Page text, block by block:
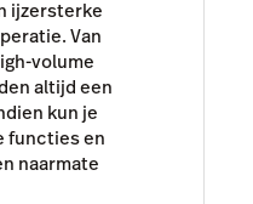
ijzersterke
Van
volume
altijd een
kun je
functies en
naarmate